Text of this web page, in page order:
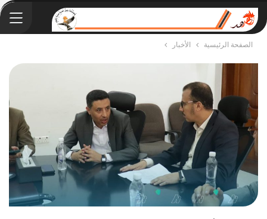
الصفحة الرئيسية الأخبار